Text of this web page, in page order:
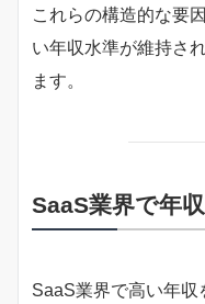
これらの構造的な要
い年収水準が維持さ
ます。
SaaS業界で年
SaaS業界で高い年収